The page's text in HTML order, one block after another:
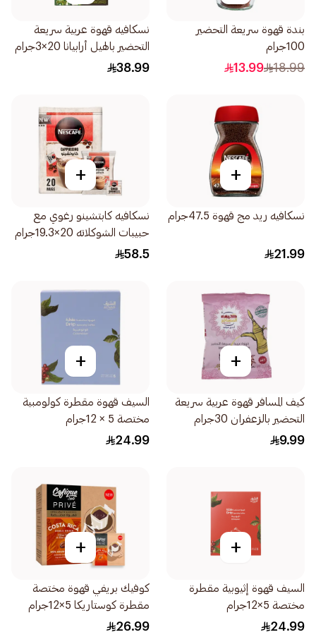
بندة قهوة سريعة التحضير
100جرام
18.99
13.99
نسكافيه قهوة عربية سريعة
التحضير بالهيل أرابيانا 20×3جرام
38.99
+
نسكافيه ريد مج قهوة 47.5جرام
21.99
+
نسكافيه كابتشينو رغوي مع
حبيبات الشوكلاته 20×19.3جرام
58.5
+
كيف المسافر قهوة عربية سريعة
التحضير بالزعفران 30جرام
9.99
+
السيف قهوة مقطرة كولومبية
مختصة 5 × 12جرام
24.99
+
السيف قهوة إثيوبية مقطرة
مختصة 5×12جرام
24.99
+
كوفيك بريفي قهوة مختصة
مقطرة كوستاريكا 5×12جرام
26.99